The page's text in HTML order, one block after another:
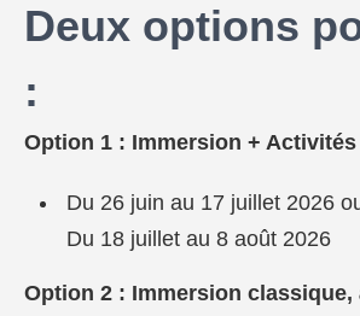
Deux options
:
Option 1 : Immersion +
Du 26 juin au 17 juillet 2026
Du 18 juillet au 8 août 2026
Option 2 : Immersion classique,